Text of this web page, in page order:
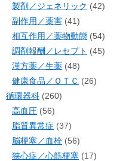
製剤／ジェネリック (42)
副作用／薬害 (41)
相互作用／薬物動態 (54)
調剤報酬／レセプト (45)
漢方薬／生薬 (48)
健康食品／ＯＴＣ (26)
循環器科 (260)
高血圧 (56)
脂質異常症 (37)
脳梗塞／血栓 (56)
狭心症／心筋梗塞 (17)